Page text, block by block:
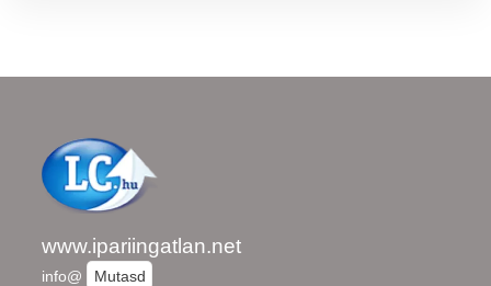
www.ipariingatlan.net
info@
Mutasd